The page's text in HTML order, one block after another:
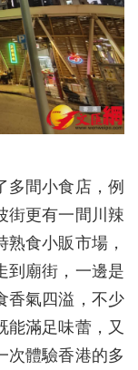
多間小食店，例
街更有一間川辣
食小販市場，
到廟街，一邊是
香氣四溢，不少
能滿足味蕾，又
次體驗香港的多